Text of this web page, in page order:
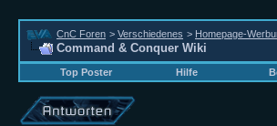
CnC Foren > Verschiedenes > Homepage-
Command & Conquer Wiki
Top Poster
Hilfe